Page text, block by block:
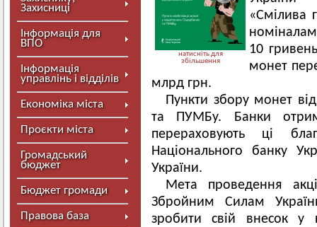
Захисниці
Інформація для
ВПО
Інформація
управлінь і відділів
Економіка міста
Проєкти міста
Громадський
бюджет
Бюджет громади
Правова база
натисніть для
збільшення
«Смілива
10
монет
млрд грн.
Пункти збору монет
та ПУМБу. Банки
перераховують ці
Національного банку
України.
Мета проведення
Збройним Силам
зробити свій внесок у